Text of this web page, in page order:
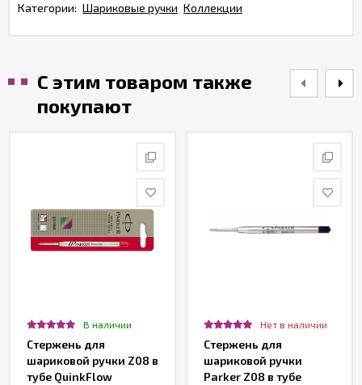
Категории: Шариковые ручки Коллекции
С этим товаром также
покупают
В наличии
Стержень для
шариковой ручки Z08 в
тубе QuinkFlow
Нет в наличии
Стержень для
шариковой ручки
Parker Z08 в тубе